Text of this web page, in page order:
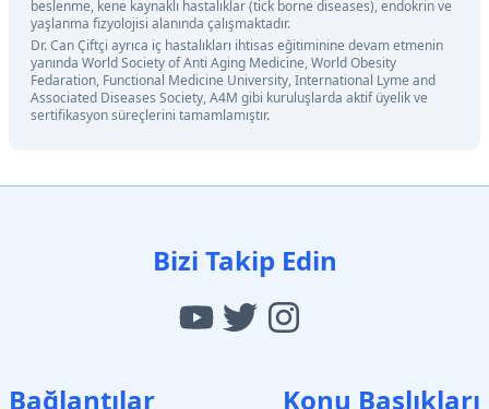
beslenme, kene kaynaklı hastalıklar (tick borne diseases), endokrin ve
yaşlanma fizyolojisi alanında çalışmaktadır.
Dr. Can Çiftçi ayrıca iç hastalıkları ihtisas eğitiminine devam etmenin
yanında World Society of Anti Aging Medicine, World Obesity
Fedaration, Functional Medicine University, International Lyme and
Associated Diseases Society, A4M gibi kuruluşlarda aktif üyelik ve
sertifikasyon süreçlerini tamamlamıştır.
Bizi Takip Edin
Bağlantılar Konu Başlıkları